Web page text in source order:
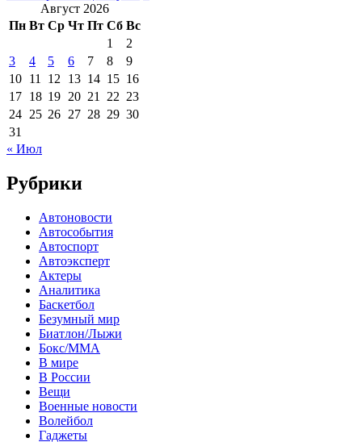
Август 2026
Пн Вт Ср Чт Пт Сб Вс
1
2
3
4 5 6 7 8
9
10 11 12 13 14 15 16
17 18 19 20 21 22 23
24 25 26 27 28 29 30
31
« Июл
Рубрики
Автоновости
Автособытия
Автоспорт
Автоэксперт
Актеры
Аналитика
Баскетбол
Безумный мир
Биатлон/Лыжи
Бокс/MMA
В мире
В России
Вещи
Военные новости
Волейбол
Гаджеты